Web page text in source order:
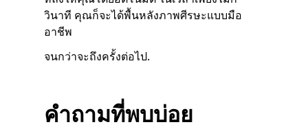
วินาที คุณก็จะได้พื้นหลังภาพศีรษะแบบมือ
อาชีพ
จนกว่าจะถึงครั้งต่อไป.
คำถามที่พบบ่อย